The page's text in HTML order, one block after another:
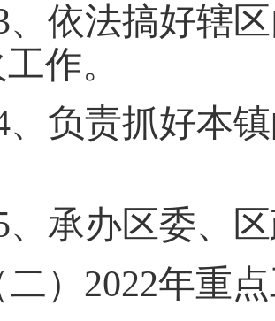
、依法搞好辖
作。
、负责抓好本
、承办区委、
） 2022年重